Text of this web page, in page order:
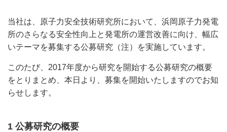
当社は、原子力安全技術研究所において、浜岡原子力発電
所のさらなる安全性向上と発電所の運営改善に向け、幅広
いテーマを募集する公募研究（注）を実施しています。
このたび、2017年度から研究を開始する公募研究の概要
をとりまとめ、本日より、募集を開始いたしますのでお知
らせします。
1 公募研究の概要